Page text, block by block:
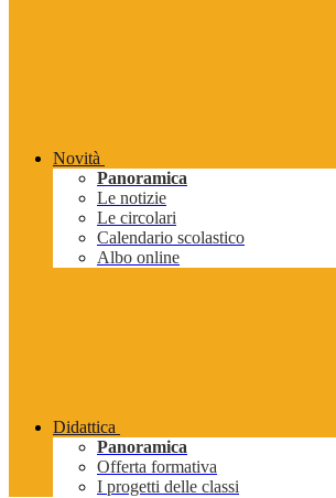
Novità
Panoramica
Le notizie
Le circolari
Calendario scolastico
Albo online
Didattica
Panoramica
Offerta formativa
I progetti delle classi